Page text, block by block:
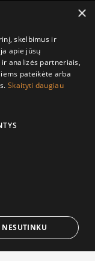
×
skelbimus ir
apie jūsų
analizės partneriais,
pateikėte arba
Skaityti daugiau
NESUTINKU